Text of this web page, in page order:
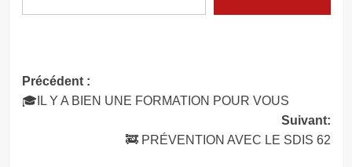
Navigation
d’article
Précédent :
🎓IL Y A BIEN UNE FORMATION POUR VOUS
Suivant:
🚒 PRÉVENTION AVEC LE SDIS 62